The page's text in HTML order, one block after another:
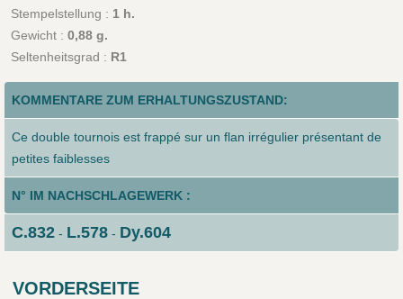
Stempelstellung : 1 h.
Gewicht : 0,88 g.
Seltenheitsgrad : R1
KOMMENTARE ZUM ERHALTUNGSZUSTAND:
Ce double tournois est frappé sur un flan irrégulier présentant de
petites faiblesses
N° IM NACHSCHLAGEWERK :
C.832- L.578- Dy.604
VORDERSEITE